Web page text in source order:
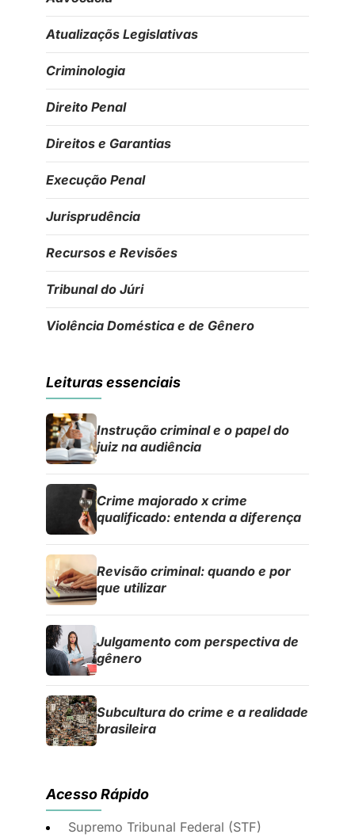
Atualizaçõs Legislativas
Criminologia
Direito Penal
Direitos e Garantias
Execução Penal
Jurisprudência
Recursos e Revisões
Tribunal do Júri
Violência Doméstica e de Gênero
Leituras essenciais
Instrução criminal e o papel do
juiz na audiência
Crime majorado x crime
qualificado: entenda a diferença
Revisão criminal: quando e por
que utilizar
Julgamento com perspectiva de
gênero
Subcultura do crime e a realidade
brasileira
Acesso Rápido
Supremo Tribunal Federal (STF)